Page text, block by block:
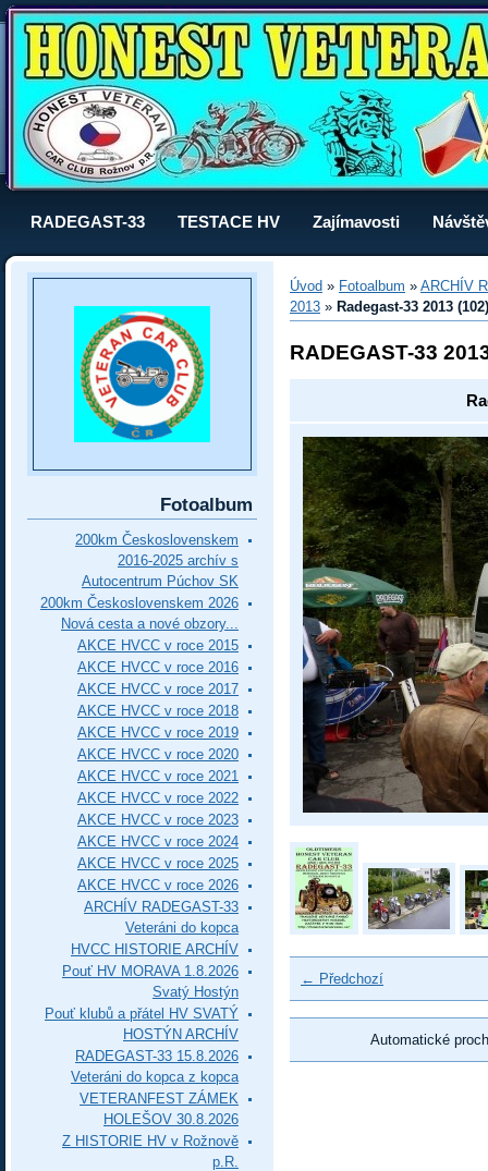
RADEGAST-33 TESTACE HV Zajímavosti
Úvod » Fotoalbum » ARCHÍV
2013 » Radegast-33 2013 (102)
RADEGAST-33
← Předchozí
Automatické
Fotoalbum
200km Československem
2016-2025 archív s
Autocentrum Púchov SK
200km Československem 2026
Nová cesta a nové obzory...
AKCE HVCC v roce 2015
AKCE HVCC v roce 2016
AKCE HVCC v roce 2017
AKCE HVCC v roce 2018
AKCE HVCC v roce 2019
AKCE HVCC v roce 2020
AKCE HVCC v roce 2021
AKCE HVCC v roce 2022
AKCE HVCC v roce 2023
AKCE HVCC v roce 2024
AKCE HVCC v roce 2025
AKCE HVCC v roce 2026
ARCHÍV RADEGAST-33
Veteráni do kopca
HVCC HISTORIE ARCHÍV
Pouť HV MORAVA 1.8.2026
Svatý Hostýn
Pouť klubů a přátel HV SVATÝ
HOSTÝN ARCHÍV
RADEGAST-33 15.8.2026
Veteráni do kopca z kopca
VETERANFEST ZÁMEK
HOLEŠOV 30.8.2026
Z HISTORIE HV v Rožnově
p.R.